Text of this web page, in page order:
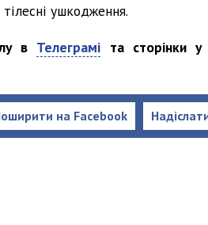
ушкодження.
в Телеграмі та сторінки у
на Facebook